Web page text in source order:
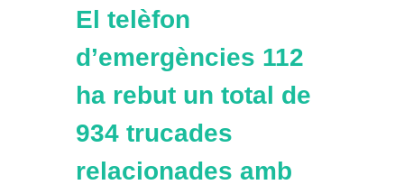
El telèfon
d’emergències 112
ha rebut un total de
934 trucades
relacionades amb